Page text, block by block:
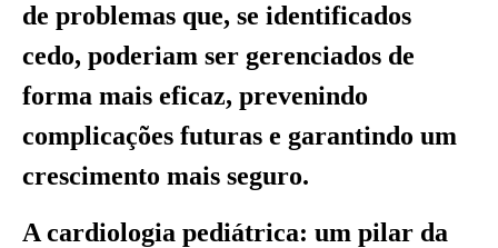
de problemas que, se identificados
cedo, poderiam ser gerenciados de
forma mais eficaz, prevenindo
complicações futuras e garantindo um
crescimento mais seguro.
A cardiologia pediátrica: um pilar da